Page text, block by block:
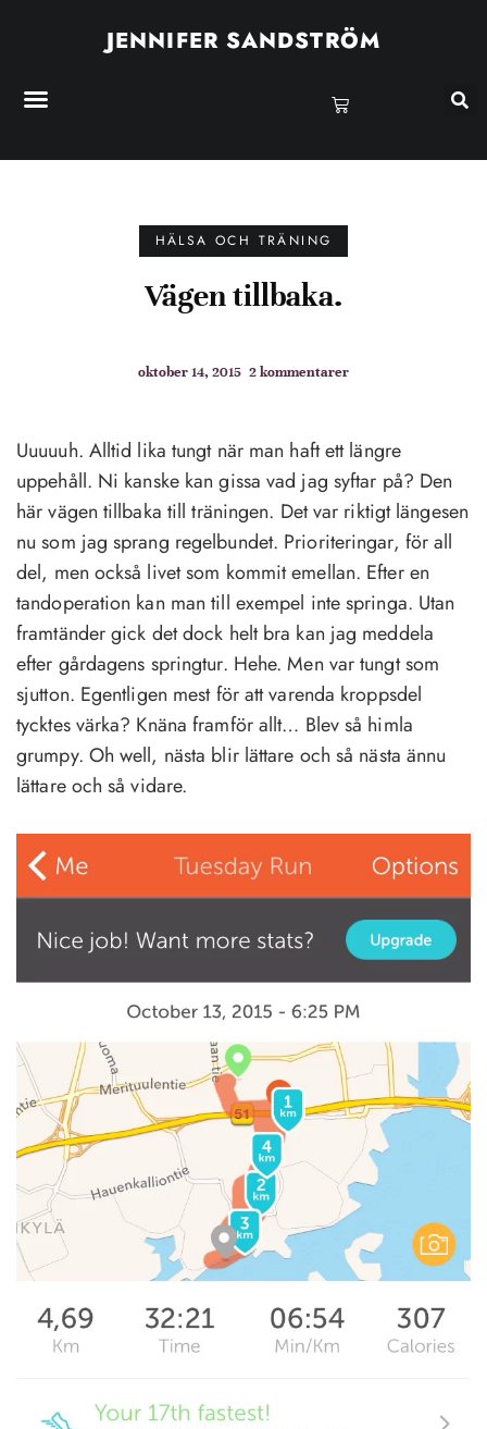
JENNIFER SANDSTRÖM
HÄLSA OCH TRÄNING
Vägen tillbaka.
oktober 14, 2015 2 kommentarer
Uuuuuh. Alltid lika tungt när man haft ett längre
uppehåll. Ni kanske kan gissa vad jag syftar på? Den
här vägen tillbaka till träningen. Det var riktigt längesen
nu som jag sprang regelbundet. Prioriteringar, för all
del, men också livet som kommit emellan. Efter en
tandoperation kan man till exempel inte springa. Utan
framtänder gick det dock helt bra kan jag meddela
efter gårdagens springtur. Hehe. Men var tungt som
sjutton. Egentligen mest för att varenda kroppsdel
tycktes värka? Knäna framför allt… Blev så himla
grumpy. Oh well, nästa blir lättare och så nästa ännu
lättare och så vidare.